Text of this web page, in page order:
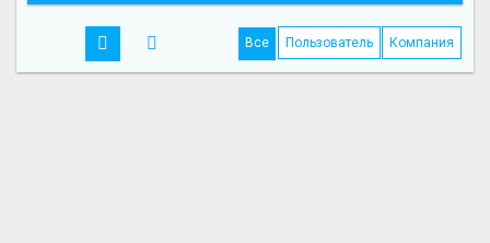
Все Пользователь Компания